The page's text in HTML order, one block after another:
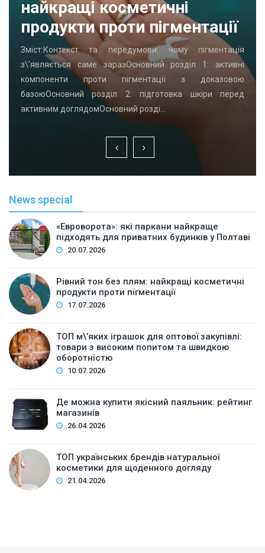
найкращі косметичні
продукти проти пігментації
Зміст:Контекст та передумови: чому пігментація
з\’являється саме заразОсновний розділ 1: активні
компоненти проти пігментації з доказовою
базоюОсновний розділ 2: підготовка шкіри перед
активним доглядомОсновний розді…
News special
«Евроворота»: які паркани найкраще
підходять для приватних будинків у Полтаві
20.07.2026
Рівний тон без плям: найкращі косметичні
продукти проти пігментації
17.07.2026
ТОП м\’яких іграшок для оптової закупівлі:
товари з високим попитом та швидкою
оборотністю
10.07.2026
Де можна купити якісний паяльник: рейтинг
магазинів
26.04.2026
ТОП українських брендів натуральної
косметики для щоденного догляду
21.04.2026